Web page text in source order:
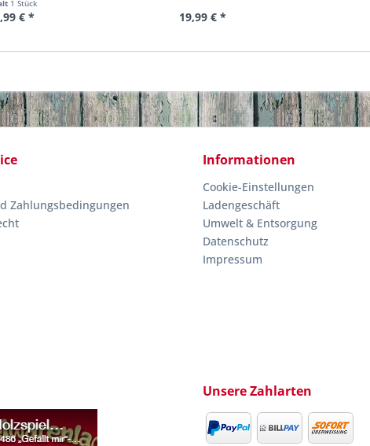
1 Stück
€ * 19,99 € *
Zahlungsbedingungen
Informationen
Cookie-Einstellungen
Ladengeschäft
Umwelt & Entsorgung
Datenschutz
Impressum
Unsere Zahlarten